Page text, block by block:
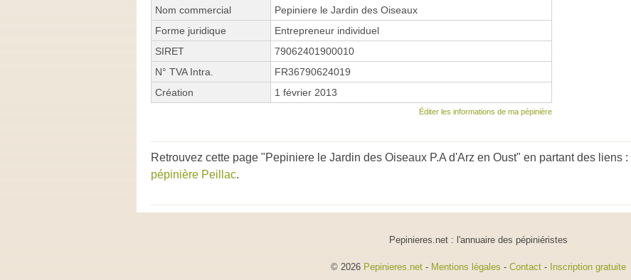
Nom commercial
Pepiniere le Jardin des Oiseaux
Forme juridique
Entrepreneur individuel
SIRET
79062401900010
N° TVA Intra.
FR36790624019
Création
1 février 2013
Éditer les informations de ma pépinière
Retrouvez cette page "Pepiniere le Jardin des Oiseaux P.A d'Arz en Oust" en partant des liens :
pépinière Peillac.
Pepinieres.net : l'annuaire des pépiniéristes
© 2026 Pepinieres.net - Mentions légales - Contact- Inscription gratuite